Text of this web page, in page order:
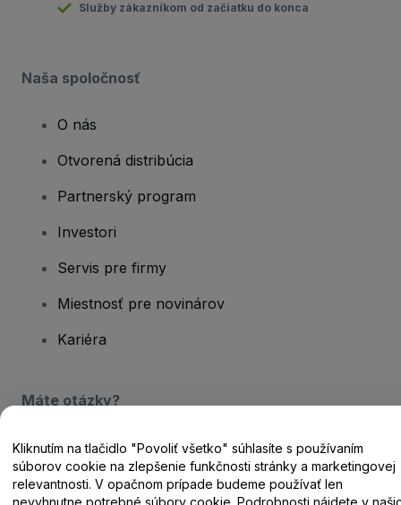
Služby zákazníkom od začiatku do konca
Naša spoločnosť
O nás
Otvorená distribúcia
Partnerský program
Investori
Servis pre firmy
Miestnosť pre novinárov
Kariéra
Máte otázky?
Centrum pomoci / Kontaktujte nás
Kliknutím na tlačidlo "Povoliť všetko" súhlasíte s používaním
súborov cookie na zlepšenie funkčnosti stránky a marketingovej
relevantnosti. V opačnom prípade budeme používať len
nevyhnutne potrebné súbory cookie. Podrobnosti nájdete v